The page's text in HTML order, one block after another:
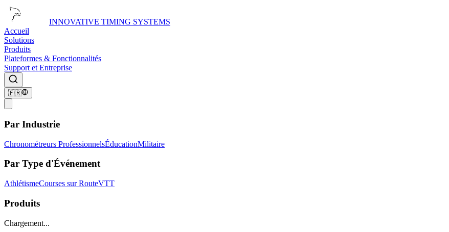
INNOVATIVE TIMING SYSTEMS
Accueil
Solutions
Produits
Plateformes & Fonctionnalités
Support et Entreprise
🇫🇷
Par Industrie
Chronométreurs ProfessionnelsÉducationMilitaire
Par Type d'Événement
AthlétismeCourses sur RouteVTT
Produits
Chargement...